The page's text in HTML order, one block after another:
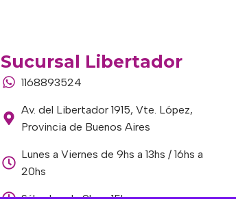
Sucursal Libertador
1168893524
Av. del Libertador 1915, Vte. López,
Provincia de Buenos Aires
Lunes a Viernes de 9hs a 13hs / 16hs a
20hs